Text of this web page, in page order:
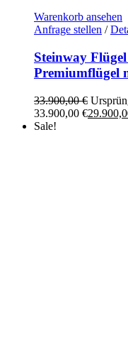
Warenkorb ansehen
Anfrage stellen /
Steinway
Premiumflügel
33.900,00€
33.900,00 €
Sale!